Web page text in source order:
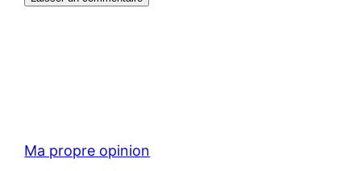
Ma propre opinion